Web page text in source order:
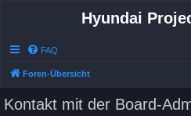
Hyundai
FAQ
Foren-Übersicht
Kontakt mit der Board-